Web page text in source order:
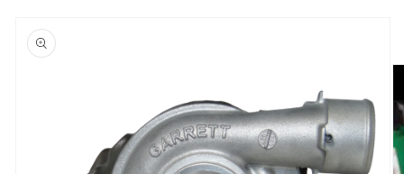
informazioni
sul prodotto